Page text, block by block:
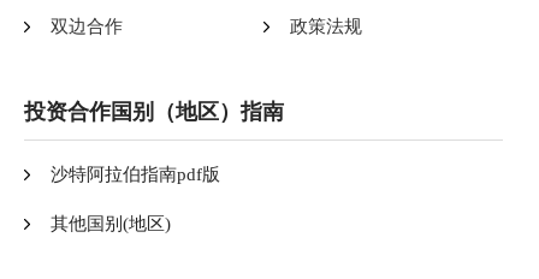
双边合作 政策法规
投资合作国别（地区）指南
沙特阿拉伯指南pdf版
其他国别(地区)